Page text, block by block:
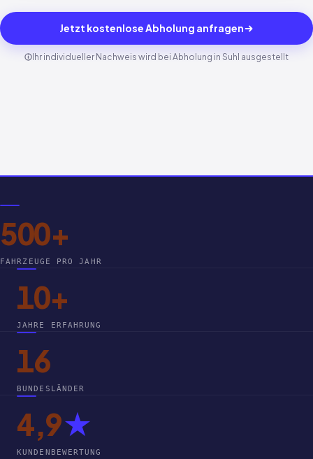
Jetzt kostenlose Abholung anfragen
Ihr individueller Nachweis wird bei Abholung in Suhl ausgestellt
500+
FAHRZEUGE PRO JAHR
10+
JAHRE ERFAHRUNG
16
BUNDESLÄNDER
4,9★
KUNDENBEWERTUNG